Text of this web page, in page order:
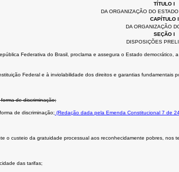
TÍTULO I
DA ORGANIZAÇÃO DO
CAPÍTULO I
DA ORGANIZAÇÃO
SEÇÃO I
DISPOSIÇÕES
Federativa do Brasil, proclama e assegura o Estado
Federal e à inviolabilidade dos direitos e garantias fundamentais
de discriminação;
de discriminação; (Redação dada pela Emenda Constitucional 7 de
o custeio da gratuidade processual aos reconhecidamente pobres, nos
das tarifas;